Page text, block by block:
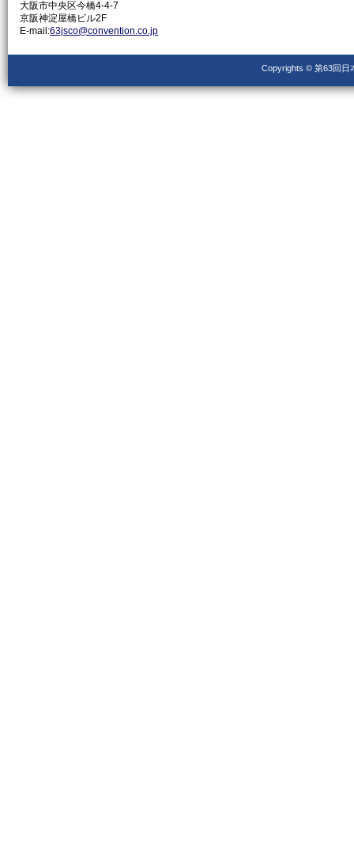
大阪市中央区今橋4-4-7
京阪神淀屋橋ビル2F
E-mail:63jsco@convention.co.jp
Copyrights © 第63回日